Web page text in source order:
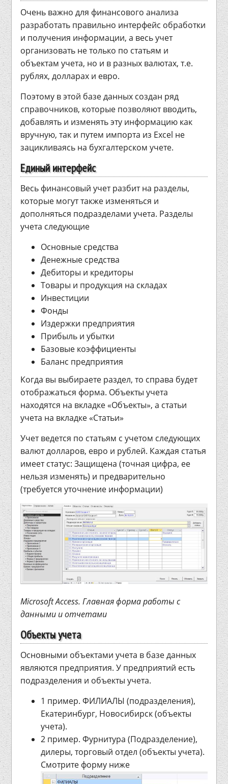
Очень важно для финансового анализа
разработать правильно интерфейс обработки
и получения информации, а весь учет
организовать не только по статьям и
объектам учета, но и в разных валютах, т.е.
рублях, долларах и евро.
Поэтому в этой базе данных создан ряд
справочников, которые позволяют вводить,
добавлять и изменять эту информацию как
вручную, так и путем импорта из Excel не
зацикливаясь на бухгалтерском учете.
Единый интерфейс
Весь финансовый учет разбит на разделы,
которые могут также изменяться и
дополняться подразделами учета. Разделы
учета следующие
Основные средства
Денежные средства
Дебиторы и кредиторы
Товары и продукция на складах
Инвестиции
Фонды
Издержки предприятия
Прибыль и убытки
Базовые коэффициенты
Баланс предприятия
Когда вы выбираете раздел, то справа будет
отображаться форма. Объекты учета
находятся на вкладке «Объекты», а статьи
учета на вкладке «Статьи»
Учет ведется по статьям с учетом следующих
валют долларов, евро и рублей. Каждая статья
имеет статус: Защищена (точная цифра, ее
нельзя изменять) и предварительно
(требуется уточнение информации)
Microsoft Access. Главная форма работы с
данными и отчетами
Объекты учета
Основными объектами учета в базе данных
являются предприятия. У предприятий есть
подразделения и объекты учета.
1 пример. ФИЛИАЛЫ (подразделения),
Екатеринбург, Новосибирск (объекты
учета).
2 пример. Фурнитура (Подразделение),
дилеры, торговый отдел (объекты учета).
Смотрите форму ниже